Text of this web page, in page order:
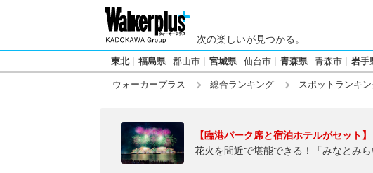
次の楽しいが見つかる。
東北 福島県 郡山市 宮城県 仙台市 青森県 青森市 岩手
ウォーカープラス 総合ランキング スポットランキ
【臨港パーク席と宿泊ホテルがセット】
花火を間近で堪能できる！「みなとみ